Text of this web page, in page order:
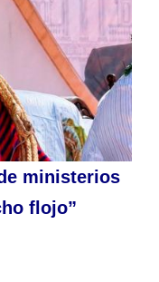
ministerios
flojo”